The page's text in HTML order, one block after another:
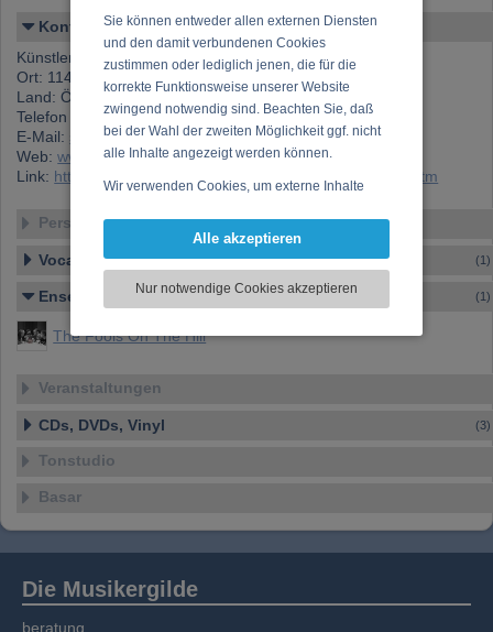
Sie können entweder allen externen Diensten
und den damit verbundenen Cookies
zustimmen oder lediglich jenen, die für die
korrekte Funktionsweise unserer Website
zwingend notwendig sind. Beachten Sie, daß
bei der Wahl der zweiten Möglichkeit ggf. nicht
alle Inhalte angezeigt werden können.
Wir verwenden Cookies, um externe Inhalte
Funktionen für soziale Medien anbieten zu
zu analysieren. Dabei werden ggf.
Informationen zu Ihrer Verwendung unserer
soziale Medien, Werbung und Analysen
Informationen möglicherweise mit weiteren
oder die sie im Rahmen Ihrer Nutzung der
Alle akzeptieren
Nur notwendige Cookies akzeptieren
Kontakt
Künstlername: Brezina, Sabine
Ort: 1140 Wien
Land: Österreich
Telefon 1: +43 (0)650 337 65 62
E-Mail:
summ@gmx.at
Web:www.summsumm.at
Link: https://www.musikergilde.at/mitglied/SabineBrezina.htm
Personen-Details
Vocal – Instrumental – Komposition... (1)
Ensemble (1)
The Fools On The Hill
Veranstaltungen
CDs, DVDs, Vinyl (3)
Tonstudio
Basar
Die Musikergilde
beratung